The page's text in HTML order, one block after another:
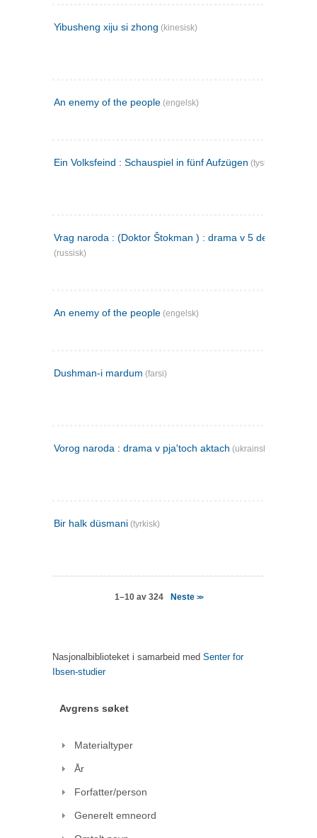
Yibusheng xiju si zhong (kinesisk)
An enemy of the people (engelsk)
Ein Volksfeind : Schauspiel in fünf Aufzügen (tysk)
Vrag naroda : (Doktor Štokman ) : drama v 5 dejstvijach
(russisk)
An enemy of the people (engelsk)
Dushman-i mardum (farsi)
Vorog naroda : drama v pja'toch aktach (ukrainsk)
Bir halk düsmani (tyrkisk)
1–10 av 324 Neste >>
Nasjonalbiblioteket i samarbeid med Senter for
Ibsen-studier
Avgrens søket
Materialtyper
År
Forfatter/person
Generelt emneord